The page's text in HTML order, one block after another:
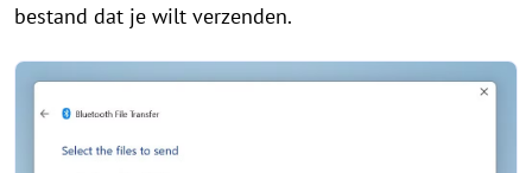
bestand dat je wilt verzenden.